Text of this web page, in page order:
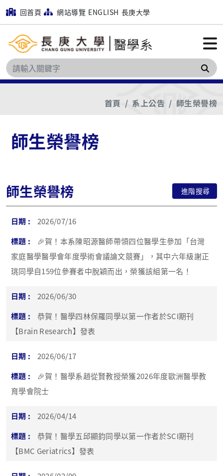
回首頁 網站導覽 ENGLISH 長庚大學
搜
首頁 系上公告 師生榮譽榜
師生榮譽榜
師生榮譽榜 進階搜尋
2026/07/16
🎉賀！本系陳昭源醫師帶領四位醫學生參加「台灣
家庭醫學醫學會年度學術會議論文競賽」，其中六年級謝正
珧同學自159位參賽者中脫穎而出，榮獲該組第一名！
2026/06/30
恭賀！醫學四林保羅同學以第一作者於SCI期刊
【Brain Research】發表
2026/06/17
🎉賀！醫學系趙從賢教授榮獲2026年度歐洲醫學教
育學會院士
2026/04/14
恭賀！醫學五邱顯鈞同學以第一作者於SCI期刊
【BMC Geriatrics】發表